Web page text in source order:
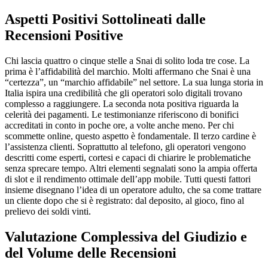
Aspetti Positivi Sottolineati dalle
Recensioni Positive
Chi lascia quattro o cinque stelle a Snai di solito loda tre cose. La
prima è l’affidabilità del marchio. Molti affermano che Snai è una
“certezza”, un “marchio affidabile” nel settore. La sua lunga storia in
Italia ispira una credibilità che gli operatori solo digitali trovano
complesso a raggiungere. La seconda nota positiva riguarda la
celerità dei pagamenti. Le testimonianze riferiscono di bonifici
accreditati in conto in poche ore, a volte anche meno. Per chi
scommette online, questo aspetto è fondamentale. Il terzo cardine è
l’assistenza clienti. Soprattutto al telefono, gli operatori vengono
descritti come esperti, cortesi e capaci di chiarire le problematiche
senza sprecare tempo. Altri elementi segnalati sono la ampia offerta
di slot e il rendimento ottimale dell’app mobile. Tutti questi fattori
insieme disegnano l’idea di un operatore adulto, che sa come trattare
un cliente dopo che si è registrato: dal deposito, al gioco, fino al
prelievo dei soldi vinti.
Valutazione Complessiva del Giudizio e
del Volume delle Recensioni